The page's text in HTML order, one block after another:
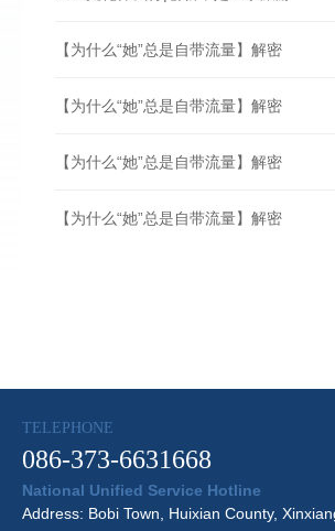
【为什么“她”总是自带流量】解密
【为什么“她”总是自带流量】解密
【为什么“她”总是自带流量】解密
【为什么“她”总是自带流量】解密
TELEPHONE
086-373-6631668
National Unified Service Hotline
Address: Bobi Town, Huixian County,